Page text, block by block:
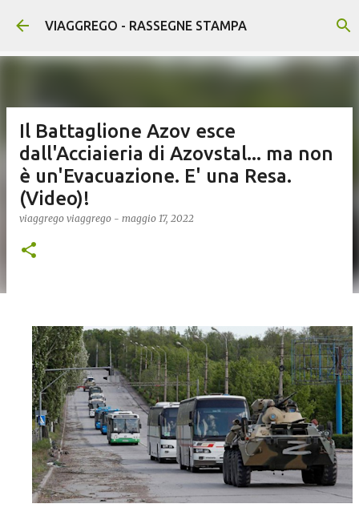
Passa ai contenuti principali
VIAGGREGO - RASSEGNE STAMPA
Il Battaglione Azov esce
dall'Acciaieria di Azovstal... ma non
è un'Evacuazione. E' una Resa.
(Video)!
viaggrego viaggrego - maggio 17, 2022